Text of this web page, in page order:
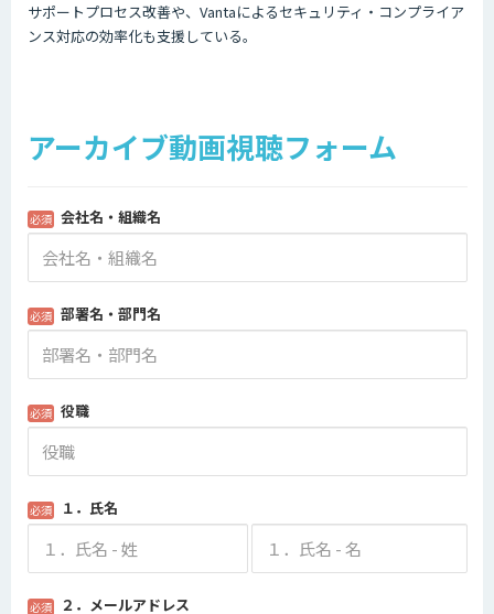
サポートプロセス改善や、Vantaによるセキュリティ・コンプライア
ンス対応の効率化も支援している。